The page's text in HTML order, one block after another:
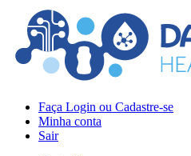
Faça Login ou Cadastre-se
Minha conta
Sair